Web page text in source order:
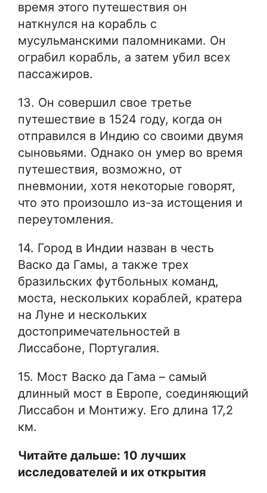
время этого путешествия он
наткнулся на корабль с
мусульманскими паломниками. Он
ограбил корабль, а затем убил всех
пассажиров.
13. Он совершил свое третье
путешествие в 1524 году, когда он
отправился в Индию со своими двумя
сыновьями. Однако он умер во время
путешествия, возможно, от
пневмонии, хотя некоторые говорят,
что это произошло из-за истощения и
переутомления.
14. Город в Индии назван в честь
Васко да Гамы, а также трех
бразильских футбольных команд,
моста, нескольких кораблей, кратера
на Луне и нескольких
достопримечательностей в
Лиссабоне, Португалия.
15. Мост Васко да Гама – самый
длинный мост в Европе, соединяющий
Лиссабон и Монтижу. Его длина 17,2
км.
Читайте дальше: 10 лучших
исследователей и их открытия